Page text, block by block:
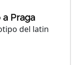
a Praga
del latin